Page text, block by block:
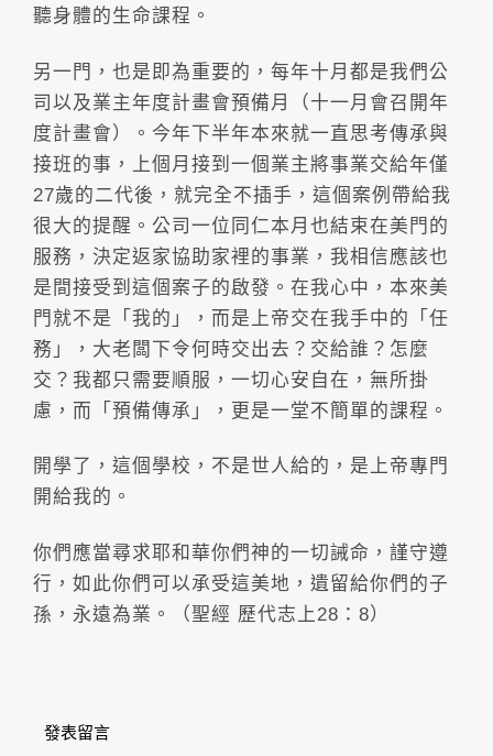
聽身體的生命課程。
另一門，也是即為重要的，每年十月都是我們公
司以及業主年度計畫會預備月（十一月會召開年
度計畫會）。今年下半年本來就一直思考傳承與
接班的事，上個月接到一個業主將事業交給年僅
27歲的二代後，就完全不插手，這個案例帶給我
很大的提醒。公司一位同仁本月也結束在美門的
服務，決定返家協助家裡的事業，我相信應該也
是間接受到這個案子的啟發。在我心中，本來美
門就不是「我的」，而是上帝交在我手中的「任
務」，大老闆下令何時交出去？交給誰？怎麼
交？我都只需要順服，一切心安自在，無所掛
慮，而「預備傳承」，更是一堂不簡單的課程。
開學了，這個學校，不是世人給的，是上帝專門
開給我的。
你們應當尋求耶和華你們神的一切誡命，謹守遵
行，如此你們可以承受這美地，遺留給你們的子
孫，永遠為業。（聖經 歷代志上28：8）
發表留言